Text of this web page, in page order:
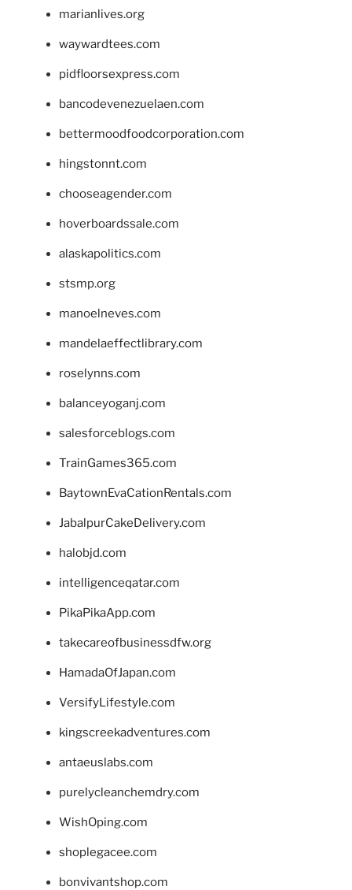
marianlives.org
waywardtees.com
pidfloorsexpress.com
bancodevenezuelaen.com
bettermoodfoodcorporation.com
hingstonnt.com
chooseagender.com
hoverboardssale.com
alaskapolitics.com
stsmp.org
manoelneves.com
mandelaeffectlibrary.com
roselynns.com
balanceyoganj.com
salesforceblogs.com
TrainGames365.com
BaytownEvaCationRentals.com
JabalpurCakeDelivery.com
halobjd.com
intelligenceqatar.com
PikaPikaApp.com
takecareofbusinessdfw.org
HamadaOfJapan.com
VersifyLifestyle.com
kingscreekadventures.com
antaeuslabs.com
purelycleanchemdry.com
WishOping.com
shoplegacee.com
bonvivantshop.com